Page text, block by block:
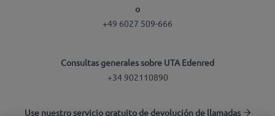
o
+49 6027 509-666
Consultas generales sobre UTA Edenred
+34 902110890
Use nuestro servicio gratuito de devolución de llamadas